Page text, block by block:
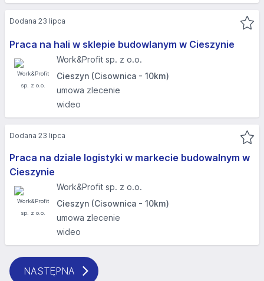
Praca na hali w sklepie budowlanym w Cieszynie
Work&Profit sp. z o.o.
Cieszyn (Cisownica - 10km)
umowa zlecenie
wideo
Dodana 23 lipca
Praca na dziale logistyki w markecie budowalnym w
Cieszynie
Work&Profit sp. z o.o.
Cieszyn (Cisownica - 10km)
umowa zlecenie
wideo
Dodana 23 lipca
NASTĘPNA